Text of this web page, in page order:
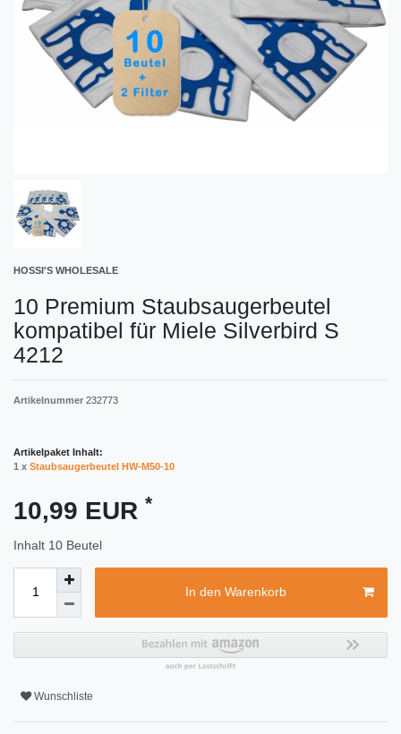
HOSSI'S WHOLESALE
10 Premium Staubsaugerbeutel
kompatibel für Miele Silverbird S
4212
Artikelnummer 232773
Artikelpaket Inhalt:
1 x Staubsaugerbeutel HW-M50-10
10,99 EUR *
Inhalt 10 Beutel
In den Warenkorb
Wunschliste